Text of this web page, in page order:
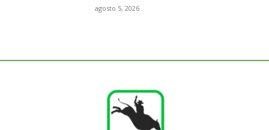
agosto 5, 2026